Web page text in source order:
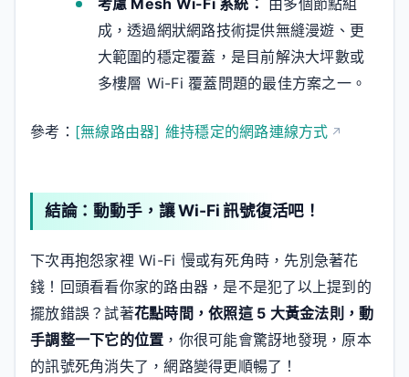
考慮 Mesh Wi-Fi 系統：
由多個節點組
成，透過網狀網路技術提供無縫漫遊、更
大範圍的穩定覆蓋，是目前解決大坪數或
多樓層 Wi-Fi 覆蓋問題的最佳方案之一。
參考： [無線路由器] 維持穩定的網路連線方式
結論：動動手，讓 Wi-Fi 訊號復活吧！
下次再抱怨家裡 Wi-Fi 慢或有死角時，先別急著花
錢！回頭看看你家的路由器，是不是犯了以上提到的
擺放錯誤？試著花點時間，依照這 5 大黃金法則，動
手調整一下它的位置 ，你很可能會驚訝地發現，原本
的訊號死角消失了，網路變得更順暢了！